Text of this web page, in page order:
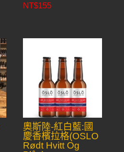
NT$155
奧斯陸-紅白藍:國
慶香檳拉格(OSLO
Rødt Hvitt Og